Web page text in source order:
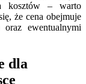
kosztów – warto
że cena obejmuje
oraz ewentualnymi
dla